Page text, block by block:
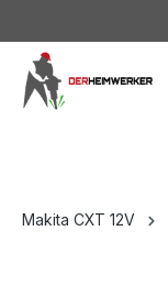
Makita CXT 12V